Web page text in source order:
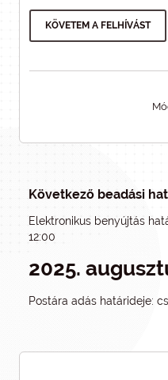
KÖVETEM A FELHÍVÁST
Következő beadási
Elektronikus benyújtás
12:00
2025.
Postára adás határideje: